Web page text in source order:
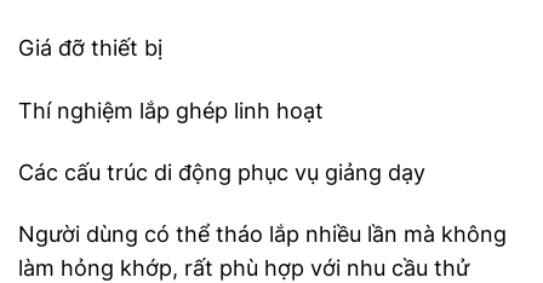
Giá đỡ thiết bị
Thí nghiệm lắp ghép linh hoạt
Các cấu trúc di động phục vụ giảng dạy
Người dùng có thể tháo lắp nhiều lần mà không
làm hỏng khớp, rất phù hợp với nhu cầu thử